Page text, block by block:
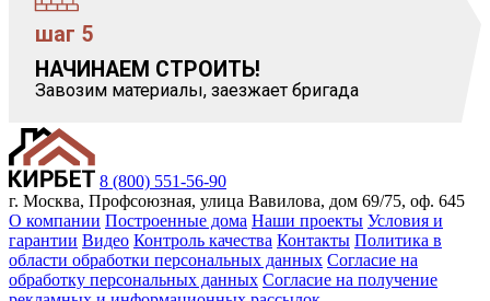
НАЧИНАЕМ СТРОИТЬ!
Завозим материалы, заезжает бригада
шаг 5
8 (800) 551-56-90
г. Москва, Профсоюзная, улица Вавилова, дом 69/75, оф. 645
О компании Построенные дома Наши проекты Условия и
гарантии Видео Контроль качества Контакты Политика в
области обработки персональных данных Согласие на
обработку персональных данных Согласие на получение